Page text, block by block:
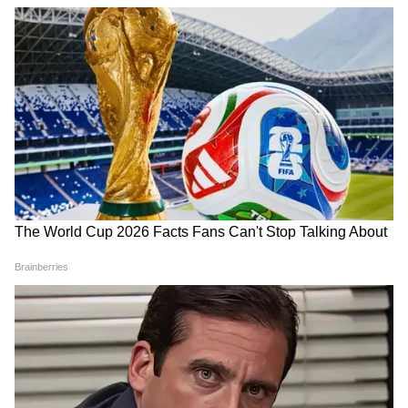
৬. রাতে ঘুমানোর সময় দিকের দিকে মনোযোগ দিন
ঘুমানোর সময় মাথা পূর্ব দিকে রাখুন। এটি কেবল
স্বাস্থ্যের জন্যই উপকারী নয়, মানসিক শান্তিও প্রদান
করে। কখনও দক্ষিণ দিকে পা রেখে ঘুমাবেন না,
এটি স্বাস্থ্য এবং আয়ুর জন্য ভালো নয়।
৭. ভালো খাবার খান
করার সময় ইতিবাচক চিন্তাভাবনা রাখুন, কারণ
ভালো চিন্তাভাবনা খাবারকে আরও সুস্বাদু এবং
পুষ্টিকর করে তোলে। ঘরে যতটুকু প্রয়োজন ততটুকুই
রান্না করুন, বেশি খাবার রান্না করে নষ্ট করলে
অন্নপূর্ণা দেবী রুষ্ট হন।
হাজার টাকা?
কীভাবে অন্নপূর্ণা ভাণ্ডার নিয়ে কারা ছড়াচ্ছে
বিভ্রান্তি? | Suvendu Adhikari on
Annapurna Yojana